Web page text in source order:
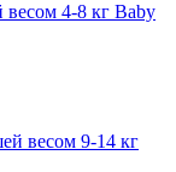
4-8 кг Baby